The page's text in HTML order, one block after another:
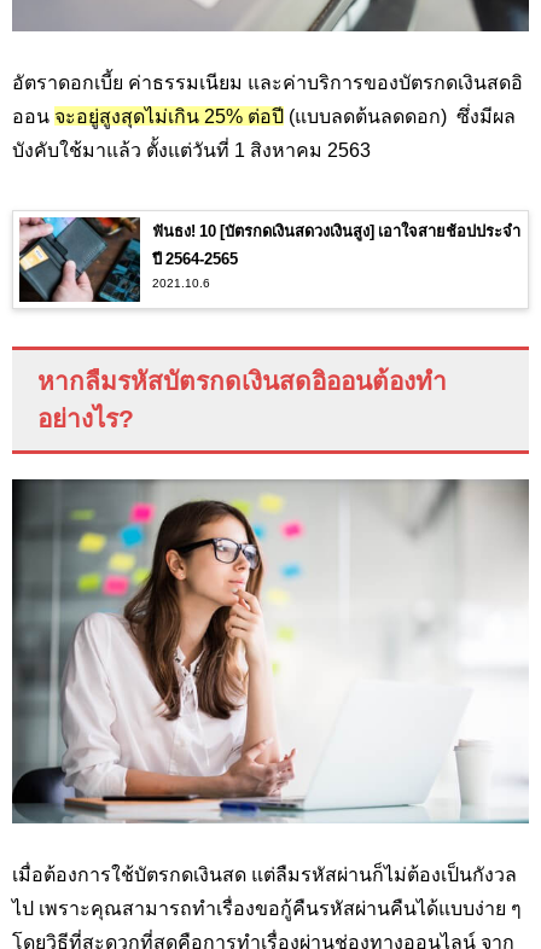
อัตราดอกเบี้ย ค่าธรรมเนียม และค่าบริการของบัตรกดเงินสดอิ
ออน จะอยู่สูงสุดไม่เกิน 25% ต่อปี (แบบลดต้นลดดอก) ซึ่งมีผล
บังคับใช้มาแล้ว ตั้งแต่วันที่ 1 สิงหาคม 2563
ฟันธง! 10 [บัตรกดเงินสดวงเงินสูง] เอาใจสายช้อปประจำ
ปี 2564-2565
2021.10.6
หากลืมรหัสบัตรกดเงินสดอิออนต้องทำ
อย่างไร?
เมื่อต้องการใช้บัตรกดเงินสด แต่ลืมรหัสผ่านก็ไม่ต้องเป็นกังวล
ไป เพราะคุณสามารถทำเรื่องขอกู้คืนรหัสผ่านคืนได้แบบง่าย ๆ
โดยวิธีที่สะดวกที่สุดคือการทำเรื่องผ่านช่องทางออนไลน์ จาก